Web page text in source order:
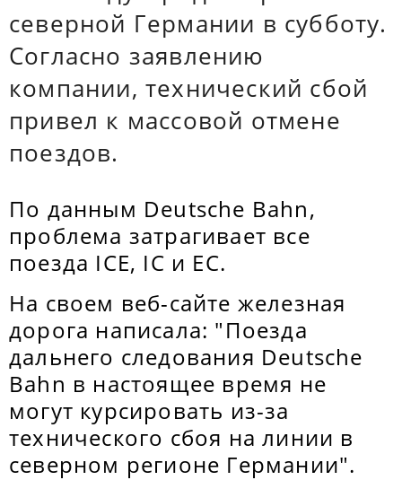
северной Германии в субботу.
Согласно заявлению
компании, технический сбой
привел к массовой отмене
поездов.
По данным Deutsche Bahn,
проблема затрагивает все
поезда ICE, IC и EC.
На своем веб-сайте железная
дорога написала: "Поезда
дальнего следования Deutsche
Bahn в настоящее время не
могут курсировать из-за
технического сбоя на линии в
северном регионе Германии".